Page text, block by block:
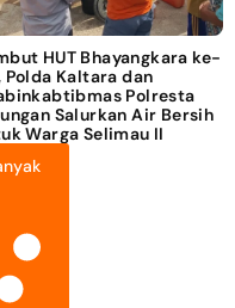
HUT Bhayangkara ke-
Polda Kaltara dan
Polresta
Salurkan Air Bersih
Warga Selimau II